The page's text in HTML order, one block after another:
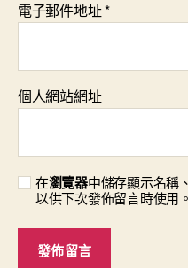
電子郵件地址*
個人網站網址
在瀏覽器中儲存顯示名稱
以供下次發佈留言時使用。